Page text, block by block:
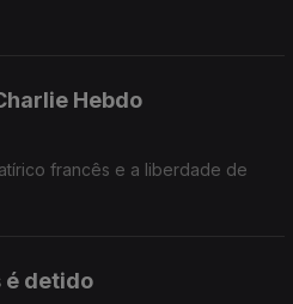
Hebdo
francês e a liberdade de
é detido